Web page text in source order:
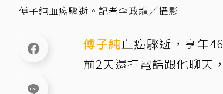
傅子純血癌驟逝。記者李政龍／攝影
傅子純血癌驟逝，享年
前2天還打電話跟他聊天